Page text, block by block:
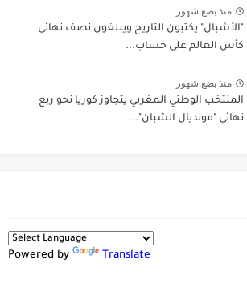
منذ بضع شهور
"الأشبال" يكتبون التاريخ ويبلغون نصف نهائي
كأس العالم على حساب...
منذ بضع شهور
المنتخب الوطني المغربي يتجاوز كوريا نحو ربع
نهائي "مونديال الشبان"...
Powered by Translate